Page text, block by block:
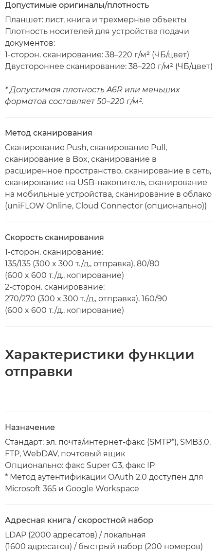
Допустимые оригиналы/плотность
Планшет: лист, книга и трехмерные объекты
Плотность носителей для устройства подачи
документов:
1-сторон. сканирование: 38–220 г/м² (ЧБ/цвет)
Двустороннее сканирование: 38–220 г/м² (ЧБ/цвет)
* Допустимая плотность A6R или меньших
форматов составляет 50–220 г/м².
Метод сканирования
Сканирование Push, сканирование Pull,
сканирование в Box, сканирование в
расширенное пространство, сканирование в сеть,
сканирование на USB-накопитель, сканирование
на мобильные устройства, сканирование в облако
(uniFLOW Online, Cloud Connector (опционально))
Скорость сканирования
1-сторон. сканирование:
135/135 (300 x 300 т./д., отправка), 80/80
(600 x 600 т./д., копирование)
2-сторон. сканирование:
270/270 (300 x 300 т./д., отправка), 160/90
(600 x 600 т./д., копирование)
Характеристики функции
отправки
Назначение
Стандарт: эл. почта/интернет-факс (SMTP*), SMB3.0,
FTP, WebDAV, почтовый ящик
Опционально: факс Super G3, факс IP
* Метод аутентификации OAuth 2.0 доступен для
Microsoft 365 и Google Workspace
Адресная книга / скоростной набор
LDAP (2000 адресатов) / локальная
(1600 адресатов) / быстрый набор (200 номеров)